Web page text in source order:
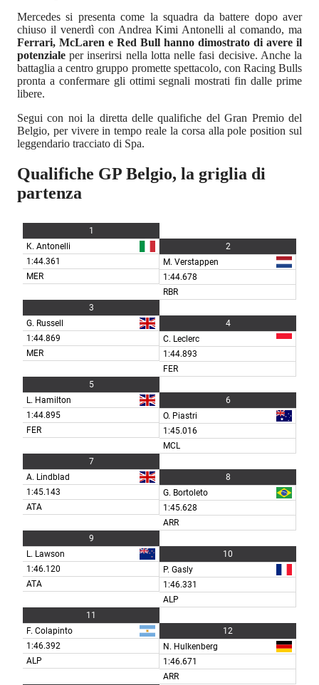
Mercedes si presenta come la squadra da battere dopo aver
chiuso il venerdì con Andrea Kimi Antonelli al comando, ma
Ferrari, McLaren e Red Bull hanno dimostrato di avere il
potenziale per inserirsi nella lotta nelle fasi decisive. Anche la
battaglia a centro gruppo promette spettacolo, con Racing Bulls
pronta a confermare gli ottimi segnali mostrati fin dalle prime
libere.
Segui con noi la diretta delle qualifiche del Gran Premio del
Belgio, per vivere in tempo reale la corsa alla pole position sul
leggendario tracciato di Spa.
Qualifiche GP Belgio, la griglia di
partenza